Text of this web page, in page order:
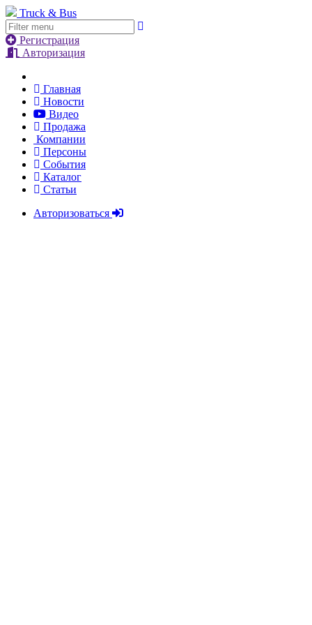
Truck & Bus
Регистрация
Авторизация
Главная
Новости
Видео
Продажа
Компании
Персоны
События
Каталог
Статьи
Авторизоваться